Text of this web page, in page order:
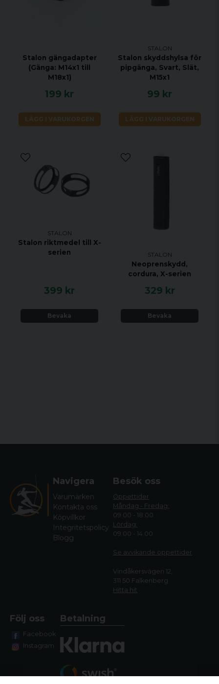
Stalon gängadapter
(Gänga: M14x1 till
M18x1)
199 kr
LÄGG I VARUKORGEN
STALON
Stalon skyddshylsa för
pipgänga, Svart, Slät,
M15x1
99 kr
LÄGG I VARUKORGEN
STALON
Stalon riktmedel till X-
serien
399 kr
Bevaka
STALON
Neoprenskydd,
cordura, X-serien
329 kr
Bevaka
Navigera
Varumärken
Kontakta oss
Köpvillkor
Integritetspolicy
Blogg
Besök oss
Öppettider
Måndag - Fredag:
09.00 - 18.00
Lördag:
09.00 - 14.00
Se avvikande öppettider
Vindåkersvägen 12,
311 50 Falkenberg
Hitta hit
Följ oss
Facebook
Instagram
Betalning